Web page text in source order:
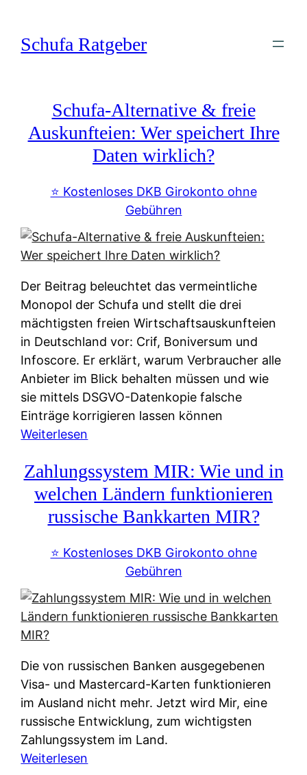
springen
Schufa Ratgeber
Schufa-Alternative & freie
Auskunfteien: Wer speichert Ihre
Daten wirklich?
⭐️ Kostenloses DKB Girokonto ohne
Gebühren
Der Beitrag beleuchtet das vermeintliche
Monopol der Schufa und stellt die drei
mächtigsten freien Wirtschaftsauskunfteien
in Deutschland vor: Crif, Boniversum und
Infoscore. Er erklärt, warum Verbraucher alle
Anbieter im Blick behalten müssen und wie
sie mittels DSGVO-Datenkopie falsche
Einträge korrigieren lassen können
Weiterlesen
c
h
u
f
-
l
t
n
a
t
i
v
e
Zahlungssystem MIR: Wie und in
welchen Ländern funktionieren
russische Bankkarten MIR?
⭐️ Kostenloses DKB Girokonto ohne
Gebühren
Die von russischen Banken ausgegebenen
Visa- und Mastercard-Karten funktionieren
im Ausland nicht mehr. Jetzt wird Mir, eine
russische Entwicklung, zum wichtigsten
Zahlungssystem im Land.
Weiterlesen